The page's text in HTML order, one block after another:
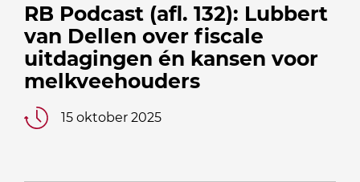
RB Podcast (afl. 132): Lubbert
van Dellen over fiscale
uitdagingen én kansen voor
melkveehouders
15 oktober 2025